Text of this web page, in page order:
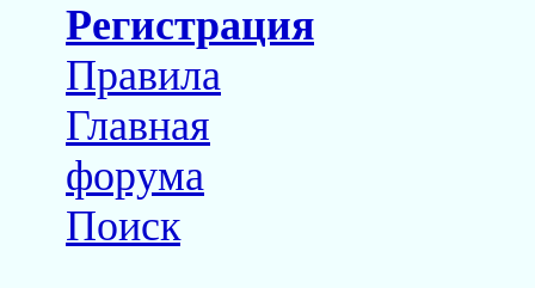
Регистрация
Правила
Главная
форума
Поиск